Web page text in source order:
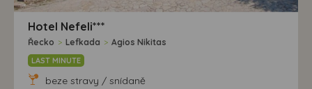
Hotel Nefeli***
Řecko > Lefkada > Agios Nikitas
LAST MINUTE
beze stravy / snídaně